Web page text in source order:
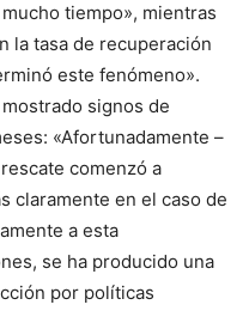
tiempo», mientras
la tasa de recuperación
este fenómeno».
signos de
«Afortunadamente –
comenzó a
claramente en el caso de
a esta
se ha producido una
por políticas